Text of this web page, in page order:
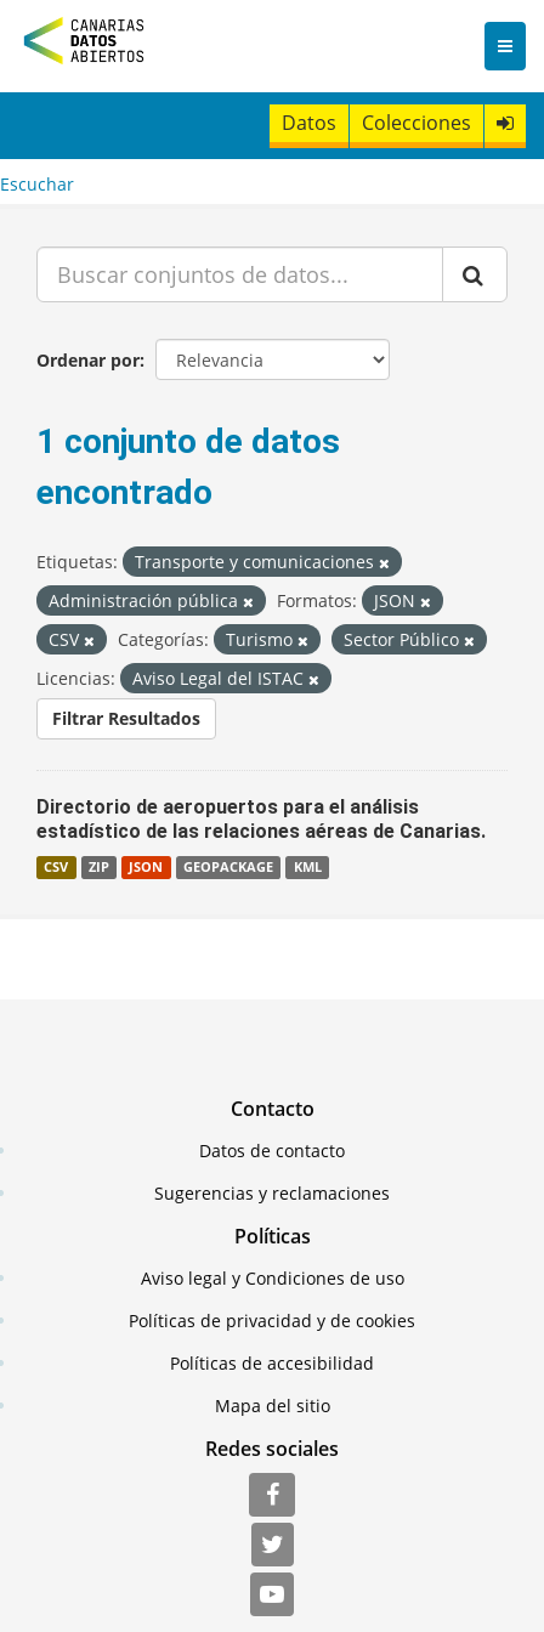
n
t
Datos Colecciones
Escuchar
Ordenar por
1 conjunto de datos
encontrado
Etiquetas:
Transporte y comunicaciones
Administración pública
Formatos:
JSON
CSV
Categorías: Turismo
Sector Público
Licencias:
Aviso Legal del ISTAC
Filtrar Resultados
Directorio de aeropuertos para el análisis
estadístico de las relaciones aéreas de Canarias.
CSV ZIP JSON GEOPACKAGE KML
Contacto
Datos de contacto
Sugerencias y reclamaciones
Políticas
Aviso legal y Condiciones de uso
Políticas de privacidad y de cookies
Políticas de accesibilidad
Mapa del sitio
Redes sociales